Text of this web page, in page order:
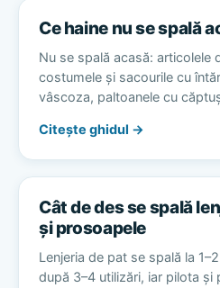
Ce haine nu se spală
Nu se spală acasă: articolele
costumele și sacourile cu
vâscoza, paltoanele cu
Citește ghidul →
Cât de des se spală
și prosoapele
Lenjeria de pat se spală la
după 3–4 utilizări, iar pilota și